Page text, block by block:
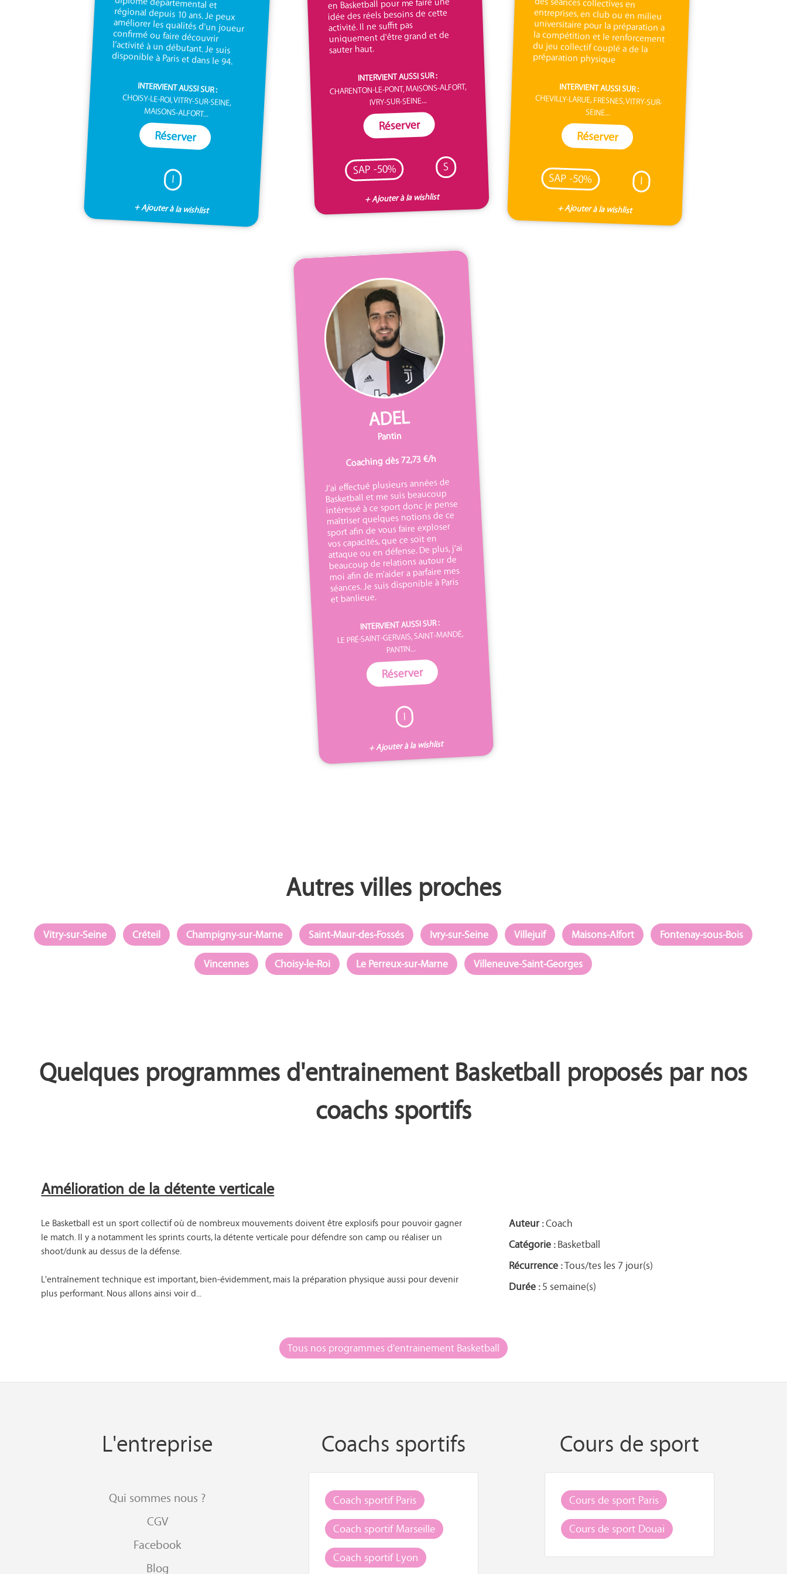
disponible à Paris et dans le 94.
INTERVIENT AUSSI SUR :
CHOISY-LE-ROI, VITRY-SUR-SEINE,
MAISONS-ALFORT...
Réserver
I
+ Ajouter à la wishlist
idée des réels besoins de cette
activité. Il ne suffit pas
uniquement d'être grand et de
sauter haut.
INTERVIENT AUSSI SUR :
CHARENTON-LE-PONT, MAISONS-ALFORT,
IVRY-SUR-SEINE...
Réserver
SAP -50% S
+ Ajouter à la wishlist
préparation physique
INTERVIENT AUSSI SUR :
CHEVILLY-LARUE, FRESNES, VITRY-SUR-
SEINE...
Réserver
SAP -50% I
+ Ajouter à la wishlist
ADEL
Pantin
Coaching dès 72,73 €/h
J’ai effectué plusieurs années de
Basketball et me suis beaucoup
intéressé à ce sport donc je pense
maîtriser quelques notions de ce
sport afin de vous faire exploser
vos capacités, que ce soit en
attaque ou en défense. De plus, j’ai
beaucoup de relations autour de
moi afin de m’aider a parfaire mes
séances. Je suis disponible à Paris
et banlieue.
INTERVIENT AUSSI SUR :
LE PRÉ-SAINT-GERVAIS, SAINT-MANDÉ,
PANTIN...
Réserver
I
+ Ajouter à la wishlist
Autres villes proches
Vitry-sur-Seine Créteil Champigny-sur-Marne Saint-Maur-des-Fossés Ivry-sur-Seine Villejuif Maisons-Alfort
Fontenay-sous-Bois
Vincennes
Choisy-le-Roi Le Perreux-sur-Marne Villeneuve-Saint-Georges
Quelques programmes d'entrainement Basketball proposés par nos
coachs sportifs
Amélioration de la détente verticale
Le Basketball est un sport collectif où de nombreux mouvements doivent être explosifs pour pouvoir gagner
le match. Il y a notamment les sprints courts, la détente verticale pour défendre son camp ou réaliser un
shoot/dunk au dessus de la défense.
L'entraînement technique est important, bien-évidemment, mais la préparation physique aussi pour devenir
plus performant. Nous allons ainsi voir d...
Auteur :Coach
Catégorie :Basketball
Récurrence :Tous/tes les 7 jour(s)
Durée :5 semaine(s)
Tous nos programmes d'entrainement Basketball
L'entreprise
Qui sommes nous ?
CGV
Facebook
Blog
Coachs sportifs
Coach sportif Paris
Coach sportif Marseille
Coach sportif Lyon
Cours de sport
Cours de sport Paris
Cours de sport Douai